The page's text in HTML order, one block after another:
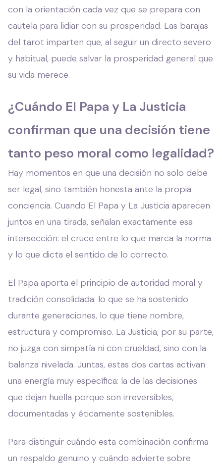
con la orientación cada vez que se prepara con
cautela para lidiar con su prosperidad. Las barajas
del tarot imparten que, al seguir un directo severo
y habitual, puede salvar la prosperidad general que
su vida merece.
¿Cuándo El Papa y La Justicia
confirman que una decisión tiene
tanto peso moral como legalidad?
Hay momentos en que una decisión no solo debe
ser legal, sino también honesta ante la propia
conciencia. Cuando El Papa y La Justicia aparecen
juntos en una tirada, señalan exactamente esa
intersección: el cruce entre lo que marca la norma
y lo que dicta el sentido de lo correcto.
El Papa aporta el principio de autoridad moral y
tradición consolidada: lo que se ha sostenido
durante generaciones, lo que tiene nombre,
estructura y compromiso. La Justicia, por su parte,
no juzga con simpatía ni con crueldad, sino con la
balanza nivelada. Juntas, estas dos cartas activan
una energía muy específica: la de las decisiones
que dejan huella porque son irreversibles,
documentadas y éticamente sostenibles.
Para distinguir cuándo esta combinación confirma
un respaldo genuino y cuándo advierte sobre